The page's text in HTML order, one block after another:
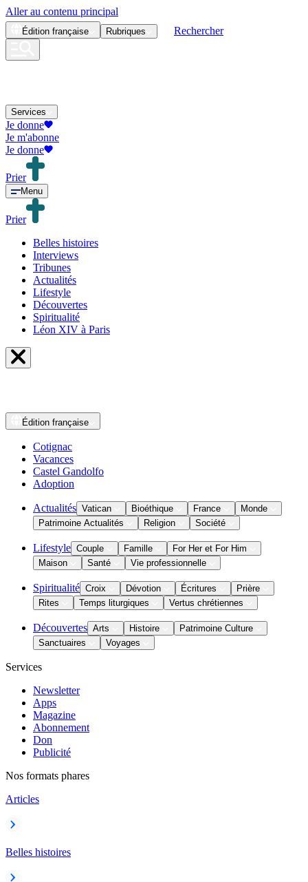
Aller au contenu principal
Édition française Rubriques Rechercher
Services
Je donne
Je m'abonne
Je donne
Prier
Menu
Prier
Belles histoires
Interviews
Tribunes
Actualités
Lifestyle
Découvertes
Spiritualité
Léon XIV à Paris
Édition française
Cotignac
Vacances
Castel Gandolfo
Adoption
Actualités Vatican Bioéthique France
Monde
Patrimoine Actualités
Religion Société
Lifestyle Couple Famille
For Her et For Him
Maison
Santé Vie professionnelle
Spiritualité Croix Dévotion Écritures
Prière
Rites
Temps liturgiques Vertus chrétiennes
Découvertes Arts Histoire
Patrimoine Culture
Sanctuaires
Voyages
Services
Newsletter
Apps
Magazine
Abonnement
Don
Publicité
Nos formats phares
Articles
Belles histoires